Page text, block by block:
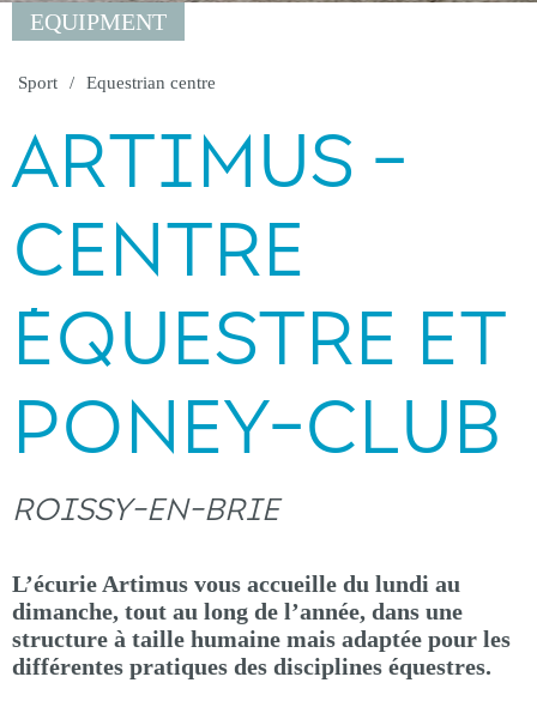
EQUIPMENT
Sport Equestrian centre
ARTIMUS -
CENTRE
ÉQUESTRE ET
PONEY-CLUB
ROISSY-EN-BRIE
L’écurie Artimus vous accueille du lundi au
dimanche, tout au long de l’année, dans une
structure à taille humaine mais adaptée pour les
différentes pratiques des disciplines équestres.